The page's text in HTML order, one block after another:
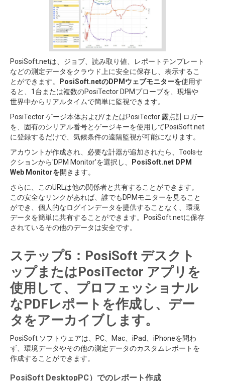
PosiSoft.netは、ジョブ、読み取り値、レポートテンプレート
などの測定データをクラウド上に安全に保存し、表示するこ
とができます。
PosiSoft.netのDPMウェブモニターを使用す
ると、1台または複数のPosiTector DPMプローブを、現場や
世界中からリアルタイムで簡単に監視できます。
PosiTector ゲージ本体および/またはPosiTector 露点計ロガー
を、固有のシリアル番号とゲージキーを使用してPosiSoft.net
に登録するだけで、気候条件の遠隔監視が可能になります。
アカウントが作成され、必要な計器が追加されたら、Toolsセ
クションから'DPM Monitor'を選択し、
PosiSoft.net DPM
Web Monitorを開きます。
さらに、このURLは他の関係者と共有することができます。
この安全なリンクがあれば、誰でもDPMモニターを見ること
ができ、個人的なログインデータを提供することなく、環境
データを簡単に共有することができます。PosiSoft.netに保存
されているその他のデータは安全です。
ステップ5：PosiSoft デスクト
ップまたはPosiTector アプリを
使用して、プロフェッショナル
なPDFレポートを作成し、デー
タをアーカイブします。
PosiSoft ソフトウェアは、PC、Mac、iPad、iPhoneを問わ
ず、環境データやその他の測定データのカスタムレポートを
作成することができます。
PosiSoft DesktopPC）でのレポート作成